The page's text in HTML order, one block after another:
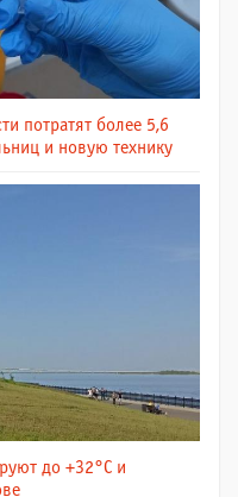
потратят более 5,6
и новую технику
до +32°C и